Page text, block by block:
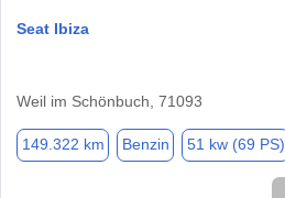
Seat Ibiza
Weil im Schönbuch, 71093
149.322 km Benzin 51 kw (69 PS)